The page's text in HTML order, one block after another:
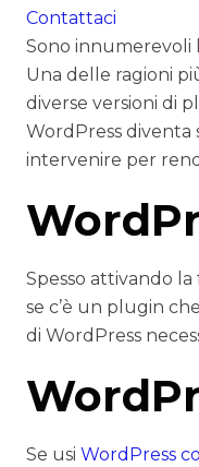
Contattaci
Sono innumerevoli
Una delle ragioni
diverse versioni di
WordPress diventa
intervenire per
Spesso attivando
se c’è un plugin
di WordPress
Se usi WordPress